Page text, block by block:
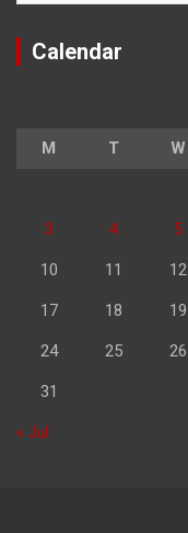
Calendar
M T W
3 4 5
10 11 12
17 18 19
24 25 26
31
« Jul